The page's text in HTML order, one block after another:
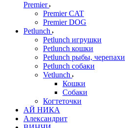
Premier
Premier CAT
Premier DOG
Petlunch
Petlunch игрушки
Petlunch кошки
Petlunch рыбы, черепахи
Petlunch собаки
Vetlunch
Кошки
Собаки
Когтеточки
АЙ НИКА
Александрит